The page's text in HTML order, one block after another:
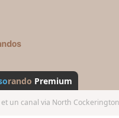
s
a
n
d
rando Premium
un canal via North Cockerington